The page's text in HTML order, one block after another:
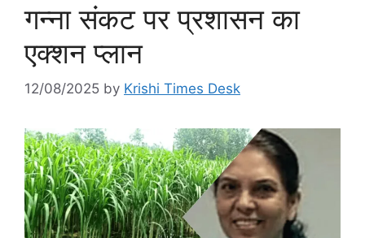
गन्ना संकट पर प्रशासन का
एक्शन प्लान
12/08/2025 by Krishi Times Desk